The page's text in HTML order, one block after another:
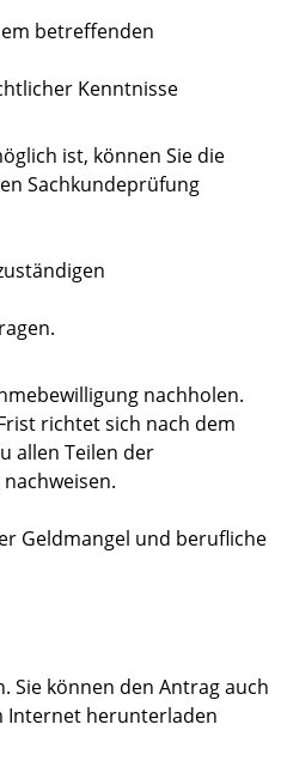
betreffenden
Kenntnisse
ist, können Sie die
Sachkundeprüfung
nachholen.
richtet sich nach dem
allen Teilen der
Geldmangel und berufliche
Sie können den Antrag auch
Internet herunterladen